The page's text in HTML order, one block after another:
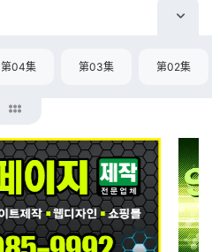
第04集 第03集 第02集